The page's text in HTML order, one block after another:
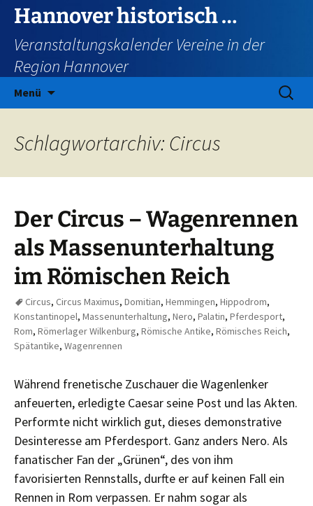
Zum
Inhalt
springen
Hannover historisch …
Veranstaltungskalender Vereine in der
Region Hannover
Menü
Suchen
nach:
Schlagwortarchiv: Circus
Der Circus – Wagenrennen
als Massenunterhaltung
im Römischen Reich
Circus, Circus Maximus, Domitian, Hemmingen, Hippodrom,
Konstantinopel, Massenunterhaltung, Nero, Palatin, Pferdesport,
Rom, Römerlager Wilkenburg, Römische Antike, Römisches Reich,
Spätantike, Wagenrennen
Während frenetische Zuschauer die Wagenlenker
anfeuerten, erledigte Caesar seine Post und las Akten.
Performte nicht wirklich gut, dieses demonstrative
Desinteresse am Pferdesport. Ganz anders Nero. Als
fanatischer Fan der „Grünen“, des von ihm
favorisierten Rennstalls, durfte er auf keinen Fall ein
Rennen in Rom verpassen. Er nahm sogar als